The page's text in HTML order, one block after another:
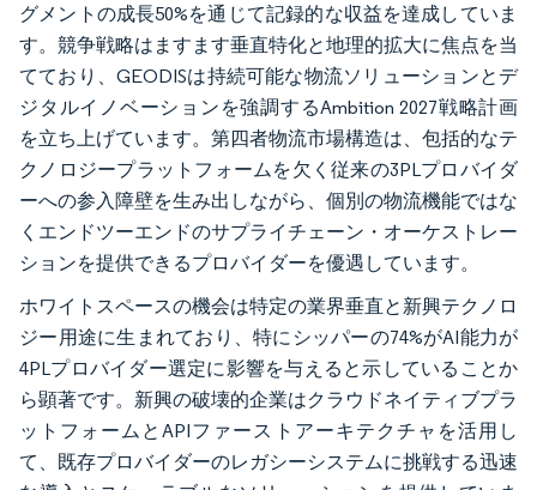
グメントの成長50%を通じて記録的な収益を達成していま
す。競争戦略はますます垂直特化と地理的拡大に焦点を当
てており、GEODISは持続可能な物流ソリューションとデ
ジタルイノベーションを強調するAmbition 2027戦略計画
を立ち上げています。第四者物流市場構造は、包括的なテ
クノロジープラットフォームを欠く従来の3PLプロバイダ
ーへの参入障壁を生み出しながら、個別の物流機能ではな
くエンドツーエンドのサプライチェーン・オーケストレー
ションを提供できるプロバイダーを優遇しています。
ホワイトスペースの機会は特定の業界垂直と新興テクノロ
ジー用途に生まれており、特にシッパーの74%がAI能力が
4PLプロバイダー選定に影響を与えると示していることか
ら顕著です。新興の破壊的企業はクラウドネイティブプラ
ットフォームとAPIファーストアーキテクチャを活用し
て、既存プロバイダーのレガシーシステムに挑戦する迅速